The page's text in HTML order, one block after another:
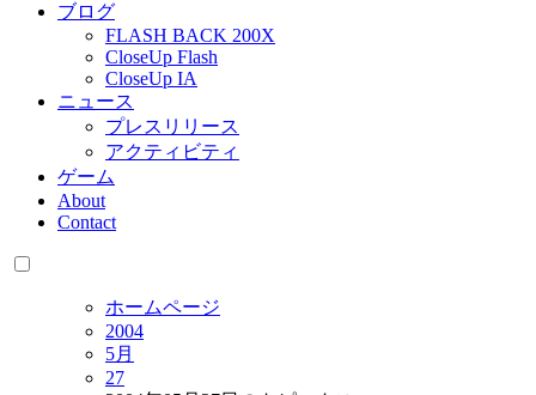
ブログ
FLASH BACK 200X
CloseUp Flash
CloseUp IA
ニュース
プレスリリース
アクティビティ
ゲーム
About
Contact
ホームページ
2004
5月
27